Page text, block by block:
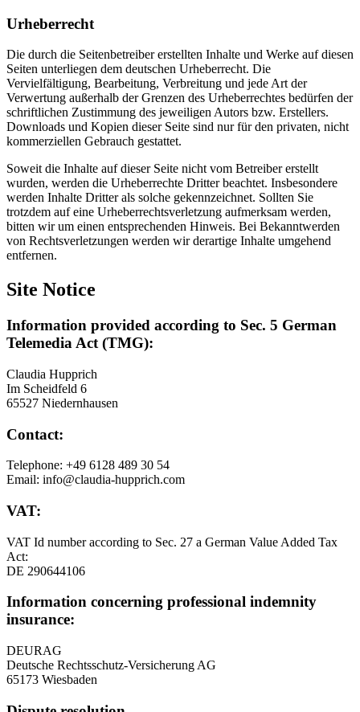
Urheberrecht
Die durch die Seitenbetreiber erstellten Inhalte und Werke auf diesen
Seiten unterliegen dem deutschen Urheberrecht. Die
Vervielfältigung, Bearbeitung, Verbreitung und jede Art der
Verwertung außerhalb der Grenzen des Urheberrechtes bedürfen der
schriftlichen Zustimmung des jeweiligen Autors bzw. Erstellers.
Downloads und Kopien dieser Seite sind nur für den privaten, nicht
kommerziellen Gebrauch gestattet.
Soweit die Inhalte auf dieser Seite nicht vom Betreiber erstellt
wurden, werden die Urheberrechte Dritter beachtet. Insbesondere
werden Inhalte Dritter als solche gekennzeichnet. Sollten Sie
trotzdem auf eine Urheberrechtsverletzung aufmerksam werden,
bitten wir um einen entsprechenden Hinweis. Bei Bekanntwerden
von Rechtsverletzungen werden wir derartige Inhalte umgehend
entfernen.
Site Notice
Information provided according to Sec. 5 German
Telemedia Act (TMG):
Claudia Hupprich
Im Scheidfeld 6
65527 Niedernhausen
Contact:
Telephone: +49 6128 489 30 54
Email: info@claudia-hupprich.com
VAT:
VAT Id number according to Sec. 27 a German Value Added Tax
Act:
DE 290644106
Information concerning professional indemnity
insurance:
DEURAG
Deutsche Rechtsschutz-Versicherung AG
65173 Wiesbaden